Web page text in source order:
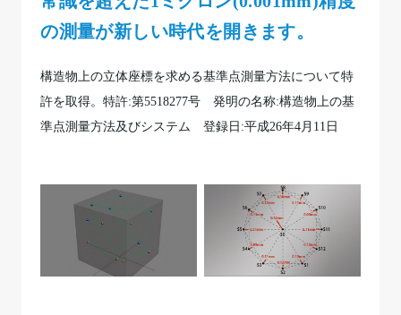
の測量が新しい時代を開きます。
構造物上の立体座標を求める基準点測量方法について特
許を取得。特許:第5518277号 発明の名称:構造物上の基
準点測量方法及びシステム 登録日:平成26年4月11日